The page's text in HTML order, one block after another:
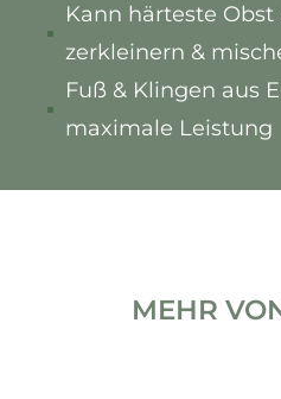
Kann härteste Obst
zerkleinern &
Fuß & Klingen aus
maximale Leistung
MEHR